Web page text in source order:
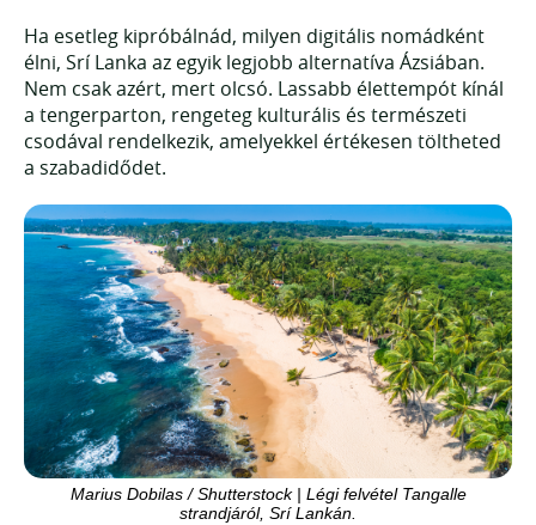
Ha esetleg kipróbálnád, milyen digitális nomádként
élni, Srí Lanka az egyik legjobb alternatíva Ázsiában.
Nem csak azért, mert olcsó. Lassabb élettempót kínál
a tengerparton, rengeteg kulturális és természeti
csodával rendelkezik, amelyekkel értékesen töltheted
a szabadidődet.
Marius Dobilas / Shutterstock | Légi felvétel Tangalle
strandjáról, Srí Lankán.